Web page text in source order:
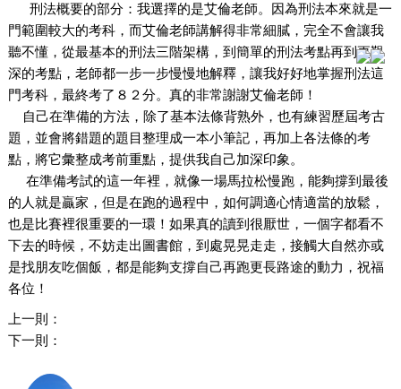
刑法概要的部分：我選擇的是艾倫老師。因為刑法本來就是一
門範圍較大的考科，而艾倫老師講解得非常細膩，完全不會讓我
聽不懂，從最基本的刑法三階架構，到簡單的刑法考點再到更艱
深的考點，老師都一步一步慢慢地解釋，讓我好好地掌握刑法這
門考科，最終考了８２分。真的非常謝謝艾倫老師！
自己在準備的方法，除了基本法條背熟外，也有練習歷屆考古
題，並會將錯題的題目整理成一本小筆記，再加上各法條的考
點，將它彙整成考前重點，提供我自己加深印象。
在準備考試的這一年裡，就像一場馬拉松慢跑，能夠撐到最後
的人就是贏家，但是在跑的過程中，如何調適心情適當的放鬆，
也是比賽裡很重要的一環！如果真的讀到很厭世，一個字都看不
下去的時候，不妨走出圖書館，到處晃晃走走，接觸大自然亦或
是找朋友吃個飯，都是能夠支撐自己再跑更長路途的動力，祝福
各位！
上一則：
下一則：